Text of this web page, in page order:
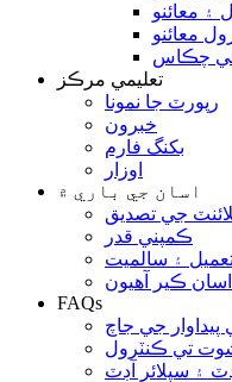
۽ معائنو
معائنو
چڪاس
تعليمي مرڪز
رپورٽ جا نمونا
خبرون
بکنگ فارم
اوزار
اسان جي باري ۾
جي تصديق
ڪمپني قدر
۽ سالميت
اسان ڪير آهيون
FAQs
جي جاچ
تي ڪنٽرول
۽ سپلائر آڊٽ